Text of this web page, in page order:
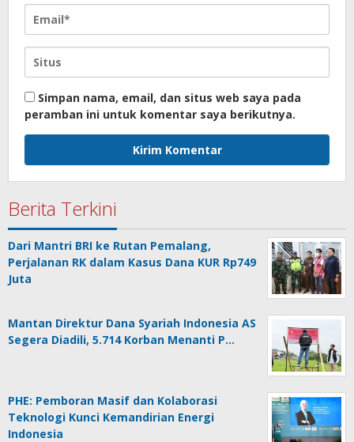
Simpan nama, email, dan situs web saya pada
peramban ini untuk komentar saya berikutnya.
Berita Terkini
Dari Mantri BRI ke Rutan Pemalang,
Perjalanan RK dalam Kasus Dana KUR Rp749
Juta
Mantan Direktur Dana Syariah Indonesia AS
Segera Diadili, 5.714 Korban Menanti P…
PHE: Pemboran Masif dan Kolaborasi
Teknologi Kunci Kemandirian Energi
Indonesia